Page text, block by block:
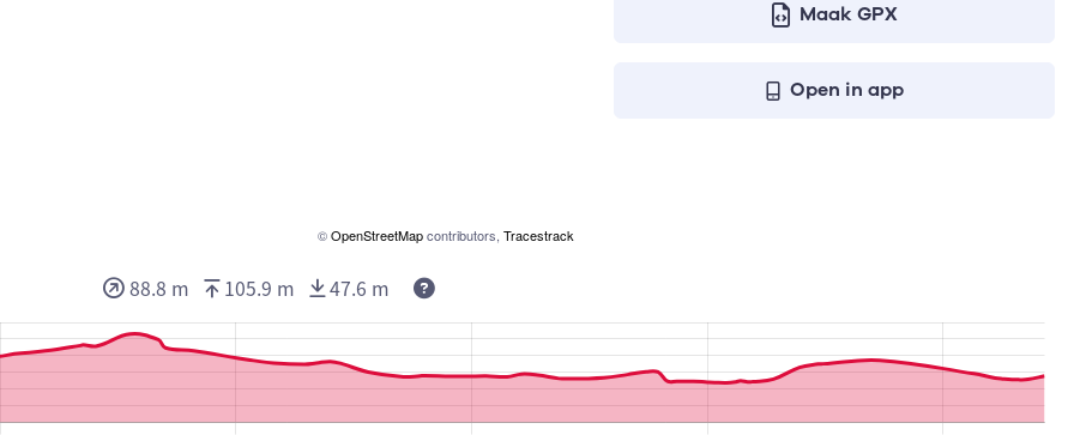
©OpenStreetMapcontributors, Tracestrack
Maak GPX
Open in app
88.8 m 105.9 m 47.6 m Deze waarden geven respectievelijk het aantal te stijgen meters, het